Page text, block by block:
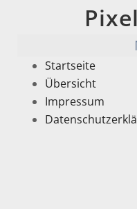
Startseite
Übersicht
Impressum